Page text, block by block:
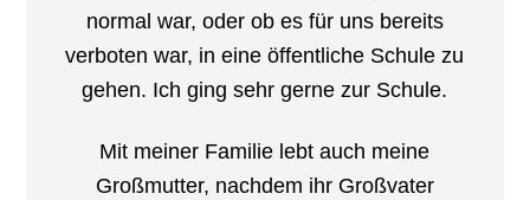
normal war, oder ob es für uns bereits
verboten war, in eine öffentliche Schule zu
gehen. Ich ging sehr gerne zur Schule.
Mit meiner Familie lebt auch meine
Großmutter, nachdem ihr Großvater